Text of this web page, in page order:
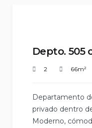
Depto. 505
2 66m²
Departamento
privado dentro
Moderno,